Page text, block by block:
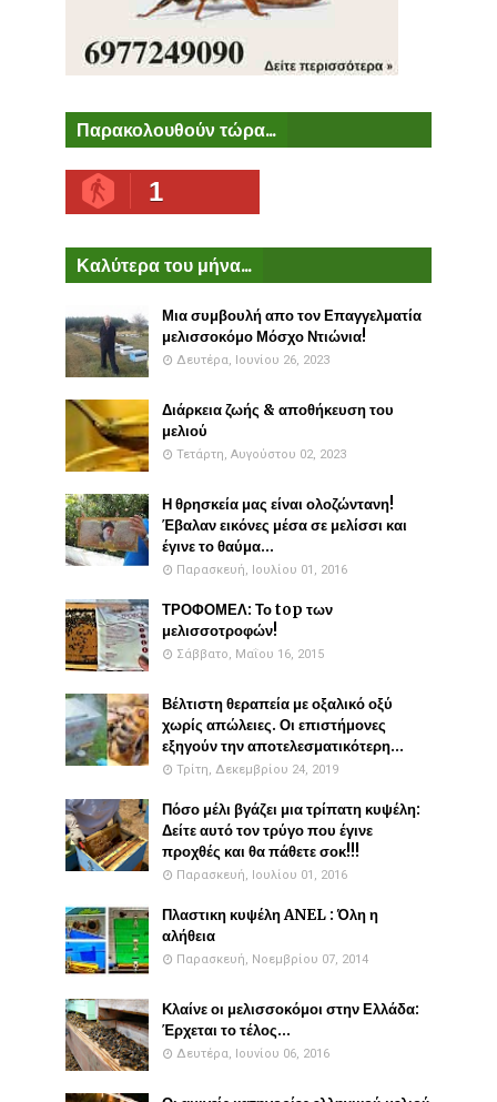
Παρακολουθούν τώρα...
1
Καλύτερα του μήνα...
Μια συμβουλή απο τον Επαγγελματία
μελισσοκόμο Μόσχο Ντιώνια!
Δευτέρα, Ιουνίου 26, 2023
Διάρκεια ζωής & αποθήκευση του
μελιού
Τετάρτη, Αυγούστου 02, 2023
Η θρησκεία μας είναι ολοζώντανη!
Έβαλαν εικόνες μέσα σε μελίσσι και
έγινε το θαύμα...
Παρασκευή, Ιουλίου 01, 2016
ΤΡΟΦΟΜΕΛ: Το top των
μελισσοτροφών!
Σάββατο, Μαΐου 16, 2015
Βέλτιστη θεραπεία με οξαλικό οξύ
χωρίς απώλειες. Οι επιστήμονες
εξηγούν την αποτελεσματικότερη...
Τρίτη, Δεκεμβρίου 24, 2019
Πόσο μέλι βγάζει μια τρίπατη κυψέλη:
Δείτε αυτό τον τρύγο που έγινε
προχθές και θα πάθετε σοκ!!!
Παρασκευή, Ιουλίου 01, 2016
Πλαστικη κυψέλη ANEL : Όλη η
αλήθεια
Παρασκευή, Νοεμβρίου 07, 2014
Κλαίνε οι μελισσοκόμοι στην Ελλάδα:
Έρχεται το τέλος...
Δευτέρα, Ιουνίου 06, 2016